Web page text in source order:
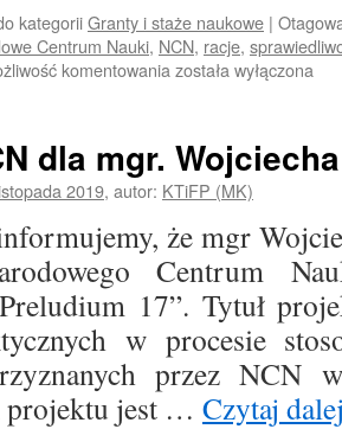
kategoriiGranty i staże naukowe |
Centrum Nauki, NCN, racje,
komentowania Granty
Weroniki
Dzięgielewskiej
mgr.
Mateusza
Grabarczyka
została wyłączona
dla mgr.
2019, autor: KTiFP (MK)
że mgr
Centrum
17”. Tytuł
w procesie
przez NCN
projektu jest … Czytaj